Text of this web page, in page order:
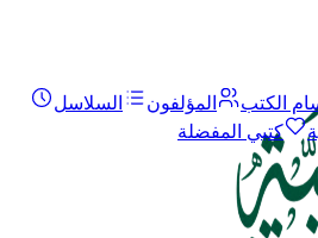
الكتب المؤلفون
السلاسل
كتبي المفضلة